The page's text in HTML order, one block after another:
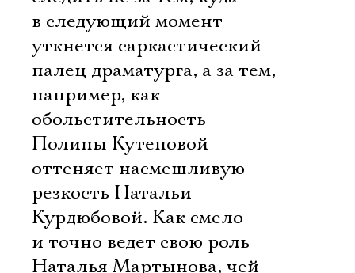
в следующий момент
уткнется саркастический
палец драматурга, а за тем,
например, как
обольстительность
Полины Кутеповой
оттеняет насмешливую
резкость Натальи
Курдюбовой. Как смело
и точно ведет свою роль
Наталья Мартынова, чей